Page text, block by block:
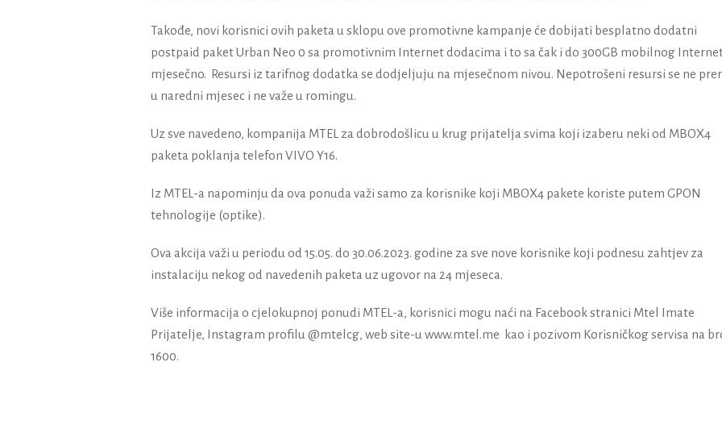
Takođe, novi korisnici ovih paketa u sklopu ove promotivne kampanje će dobijati besplatno dodatni
postpaid paket Urban Neo 0 sa promotivnim Internet dodacima i to sa čak i do 300GB mobilnog
mjesečno. Resursi iz tarifnog dodatka se dodjeljuju na mjesečnom nivou. Nepotrošeni resursi se ne
u naredni mjesec i ne važe u romingu.
Uz sve navedeno, kompanija MTEL za dobrodošlicu u krug prijatelja svima koji izaberu neki od MBOX4
paketa poklanja telefon VIVO Y16.
Iz MTEL-a napominju da ova ponuda važi samo za korisnike koji MBOX4 pakete koriste putem GPON
tehnologije (optike).
Ova akcija važi u periodu od 15.05. do 30.06.2023. godine za sve nove korisnike koji podnesu zahtjev za
instalaciju nekog od navedenih paketa uz ugovor na 24 mjeseca.
Više informacija o cjelokupnoj ponudi MTEL-a, korisnici mogu naći na Facebook stranici Mtel Imate
Prijatelje, Instagram profilu @mtelcg, web site-u www.mtel.me kao i pozivom Korisničkog servisa na
1600.